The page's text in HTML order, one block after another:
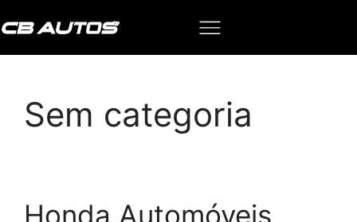
Sem categoria
Honda Automóveis